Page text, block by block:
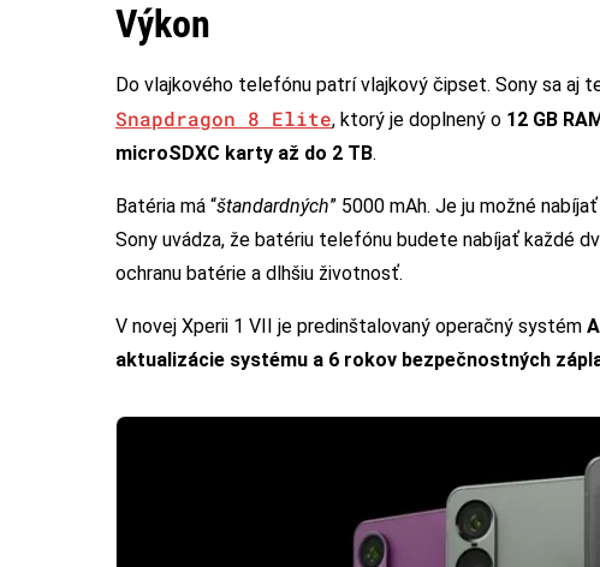
Výkon
Do vlajkového telefónu patrí vlajkový čipset. Sony sa aj
Snapdragon 8 Elite, ktorý je doplnený o 12 GB
microSDXC karty až do 2 TB.
Batéria má “štandardných” 5000 mAh. Je ju možné
Sony uvádza, že batériu telefónu budete nabíjať každé
ochranu batérie a dlhšiu životnosť.
V novej Xperii 1 VII je predinštalovaný operačný systém
aktualizácie systému a 6 rokov bezpečnostných